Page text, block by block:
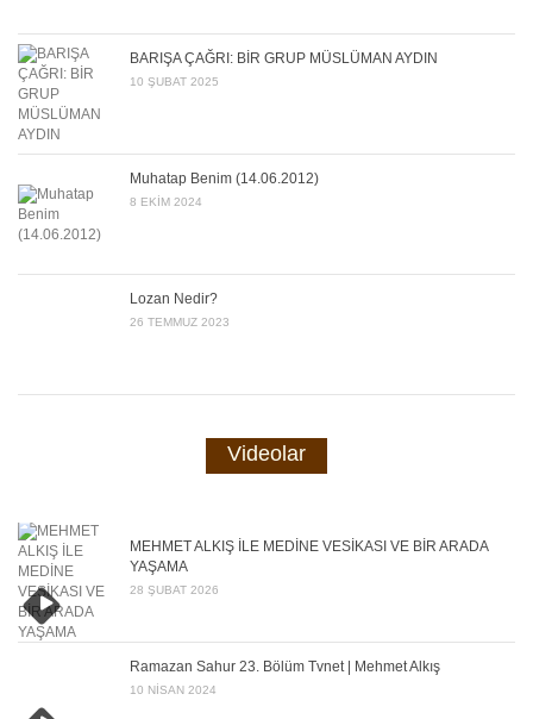
BARIŞA ÇAĞRI: BİR GRUP MÜSLÜMAN AYDIN
10 ŞUBAT 2025
Muhatap Benim (14.06.2012)
8 EKIM 2024
Lozan Nedir?
26 TEMMUZ 2023
Videolar
MEHMET ALKIŞ İLE MEDİNE VESİKASI VE BİR ARADA
YAŞAMA
28 ŞUBAT 2026
Ramazan Sahur 23. Bölüm Tvnet | Mehmet Alkış
10 NISAN 2024